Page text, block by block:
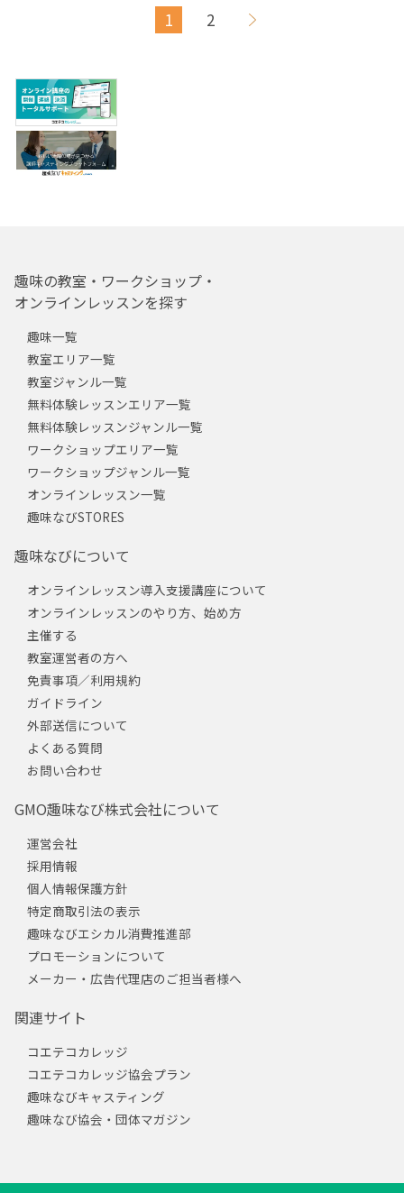
1 2
趣味の教室・ワークショップ・
オンラインレッスンを探す
趣味一覧
教室エリア一覧
教室ジャンル一覧
無料体験レッスンエリア一覧
無料体験レッスンジャンル一覧
ワークショップエリア一覧
ワークショップジャンル一覧
オンラインレッスン一覧
趣味なびSTORES
趣味なびについて
オンラインレッスン導入支援講座について
オンラインレッスンのやり方、始め方
主催する
教室運営者の方へ
免責事項／利用規約
ガイドライン
外部送信について
よくある質問
お問い合わせ
GMO趣味なび株式会社について
運営会社
採用情報
個人情報保護方針
特定商取引法の表示
趣味なびエシカル消費推進部
プロモーションについて
メーカー・広告代理店のご担当者様へ
関連サイト
コエテコカレッジ
コエテコカレッジ協会プラン
趣味なびキャスティング
趣味なび協会・団体マガジン